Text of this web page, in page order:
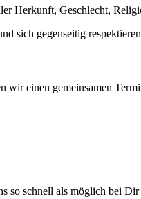
Herkunft, Geschlecht,
sich gegenseitig
einen gemeinsamen
so schnell als möglich bei